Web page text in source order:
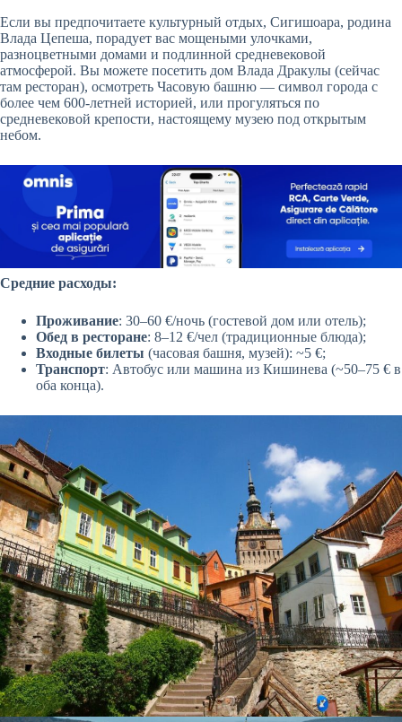
Если вы предпочитаете культурный отдых, Сигишоара, родина
Влада Цепеша, порадует вас мощеными улочками,
разноцветными домами и подлинной средневековой
атмосферой. Вы можете посетить дом Влада Дракулы (сейчас
там ресторан), осмотреть Часовую башню — символ города с
более чем 600-летней историей, или прогуляться по
средневековой крепости, настоящему музею под открытым
небом.
Средние расходы:
Проживание: 30–60 €/ночь (гостевой дом или отель);
Обед в ресторане: 8–12 €/чел (традиционные блюда);
Входные билеты (часовая башня, музей): ~5 €;
Транспорт: Автобус или машина из Кишинева (~50–75 € в
оба конца).